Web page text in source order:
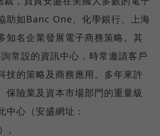
助如Banc One、化學銀行、上海
知名企業發展電子商務策略。其
常設的資訊中心，時常邀請客戶
技的策略及商務應用。多年來許
保險業及資本市場部門的重量級
中心（安盛網址：
）。